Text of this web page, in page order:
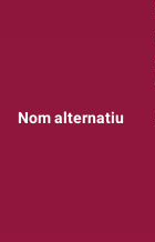
Nom alternatiu